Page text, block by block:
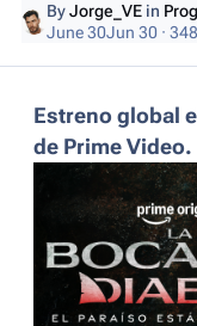
ByJorge_VE in
June 30Jun 30 ·
Estreno global
de Prime Video.